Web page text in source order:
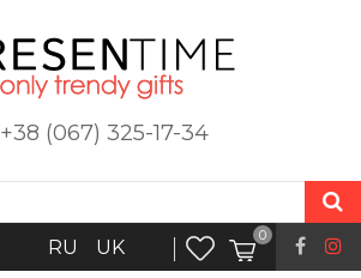
+38 (067) 325-17-34
RU UK
0